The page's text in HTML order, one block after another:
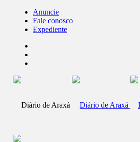
Anuncie
Fale conosco
Expediente